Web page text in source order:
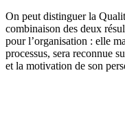
On peut distinguer la
combinaison des deux
pour l’organisation : elle
processus, sera reconnue
et la motivation de son